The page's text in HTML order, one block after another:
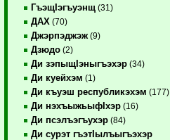
ГъэщIэгъуэнщ (31)
ДАХ (70)
Джэрпэджэж (9)
Дзюдо (2)
Ди зэпыщIэныгъэхэр (34)
Ди куейхэм (1)
Ди къуэш республикэхэм (177)
Ди нэхъыжьыфIхэр (16)
Ди псэлъэгъухэр (84)
Ди сурэт гъэтIылъыгъэхэр